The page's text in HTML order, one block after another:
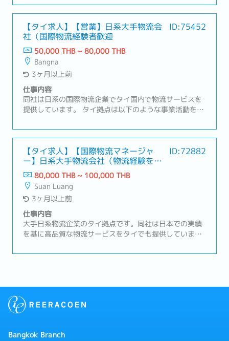
を兼ね備える同社の営業ポジションで働きませんか？挑
戦したい方には会社としてもキャリアパスを用意してい
ます。実際に現地採用で入社した社員がひとつの事業部
を任され責任あるポジションに就いています。【業務内
容】・新規ビジネスとして新規のサプライヤー、商材の
開拓・産業製造工場を中心に水処理薬品（機器含む）、
試薬、新商品の提案営業（設備コーティング剤、圧力測
定フィルムなど多岐に渡ります）・新規開拓営業（取引
先の７割が既存取先となりますので、メインは既存の取
引先への営業となります）・日本から来たサプライヤー
との同行営業（1-2ヶ月に1回程度）・事業計画、営業報
【タイ求人】【営業】日系大手物流会
社（国際物流経験者歓迎
ID:75452
50,000 THB ~ 80,000 THB
Bangna
3ヶ月以上前
仕事内容
同社は日系の国際物流企業でタイ国内で物流サービスを
提供しています。 タイ拠点は以下のような事業活動を行
空および海上貨物輸送 ・倉庫保管サービス ・国際宅配便
サービス ・クロスボーダー物流 ・国際引越しサービス
【業務内容】・日系企業を中心とした新規顧客への国際
物流サービス（海運・空輸・通関・倉庫）の営業活動・
顧客ニーズのヒアリングと最適な物流ソリューションの
提案・輸出入における見積作成・料金交渉・契約締結サ
ポート・ 社内オペレーションチームや海外エージェント
との連携・上長への営業レポート提出・その他付随業務
【タイ求人】【国際物流マネージャ
ー】日系大手物流会社（物流経験を活
かせる！福利厚生充実）
ID:72882
80,000 THB ~ 100,000 THB
Suan Luang
3ヶ月以上前
仕事内容
大手日系物流企業のタイ拠点です。同社は日本での実績
を基に高品質な物流サービスをタイでも提供していま
す。・インボイスの確認、発行・ 国際輸送、輸入書類の
のフォロー営業・新規開拓営業（潜在顧客の特定とター
ての協議・輸入要件の確認・顧客訪問時は社用車、ドラ
Bangkok Branch